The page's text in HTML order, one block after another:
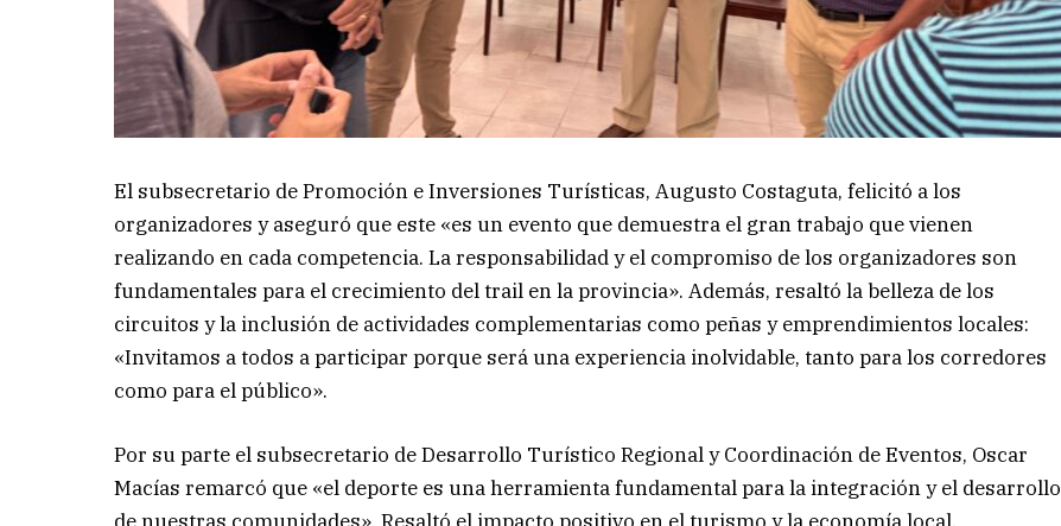
El subsecretario de Promoción e Inversiones Turísticas, Augusto Costaguta, felicitó a los
organizadores y aseguró que este «es un evento que demuestra el gran trabajo que vienen
realizando en cada competencia. La responsabilidad y el compromiso de los organizadores son
fundamentales para el crecimiento del trail en la provincia». Además, resaltó la belleza de los
circuitos y la inclusión de actividades complementarias como peñas y emprendimientos locales:
«Invitamos a todos a participar porque será una experiencia inolvidable, tanto para los corredores
como para el público».
Por su parte el subsecretario de Desarrollo Turístico Regional y Coordinación de Eventos, Oscar
Macías remarcó que «el deporte es una herramienta fundamental para la integración y el desarrollo